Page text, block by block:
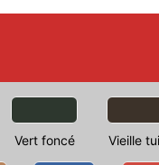
Vert foncé Vieille